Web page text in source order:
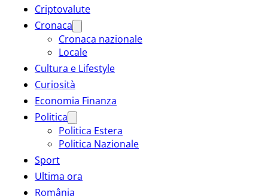
Criptovalute
Cronaca
Cronaca nazionale
Locale
Cultura e Lifestyle
Curiosità
Economia Finanza
Politica
Politica Estera
Politica Nazionale
Sport
Ultima ora
România